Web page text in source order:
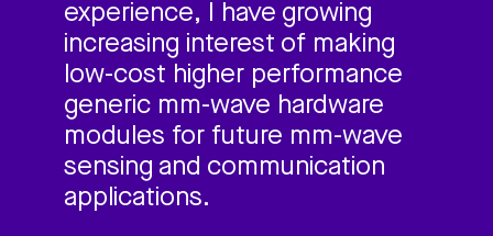
experience, I have growing
increasing interest of making
low-cost higher performance
generic mm-wave hardware
modules for future mm-wave
sensing and communication
applications.